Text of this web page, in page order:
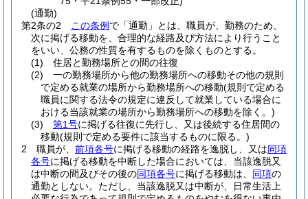
(通勤)
第2条の2
この条例 で「通勤」とは、職員が、勤務のため、
次に掲げる移動を、合理的な経路及び方法により行うこと
をいい、公務の性質を有するものを除くものとする。
(1)
住居と勤務場所との間の往復
(2)
一の勤務場所から他の勤務場所への移動その他の規則
で定める就業の場所から勤務場所への移動(規則で定める
職員に関する法令の規定に違反して就業している場合に
おける当該就業の場所から勤務場所への移動を除く。)
(3)
第1号に掲げる往復に先行し、又は後続する住居間の
移動(規則で定める要件に該当するものに限る。)
2
職員が、 前項各号に掲げる移動の経路を逸脱し、又は同項
各号に掲げる移動を中断した場合においては、当該逸脱又
は中断の間及びその後の同項各号に掲げる移動は、 同項の
通勤としない。 ただし、当該逸脱又は中断が、日常生活上